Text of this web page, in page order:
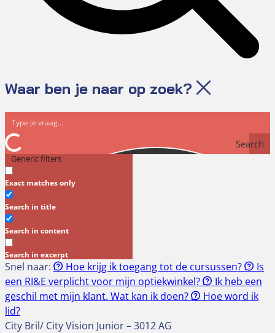
Waar ben je naar op zoek?
Search
Generic filters
Exact matches only
Search in title
Search in content
Search in excerpt
Snel naar: Hoe krijg ik toegang tot de cursussen?
Is
een RI&E verplicht voor mijn optiekwinkel?
Ik heb een
geschil met mijn klant. Wat kan ik doen?
Hoe word ik
lid?
City Bril/ City Vision Junior – 3012 AG